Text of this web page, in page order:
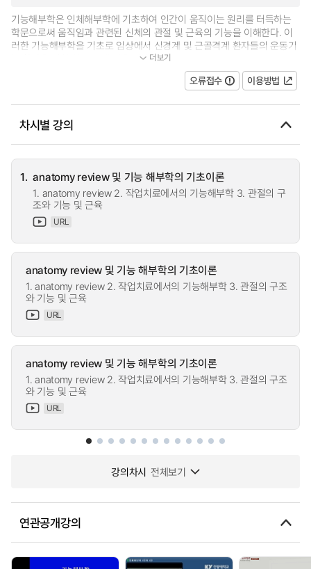
기능해부학은 인체해부학에 기초하여 인간이 움직이는 원리를 터득하는
학문으로써 움직임과 관련된 신체의 관절 및 근육의 기능을 이해한다. 이
러한 기능해부학을 기초로 임상에서 신경계 및 근골격계 환자들의 운동기
능 향상을 위한 치료 중재 적용 시 치...더보기
오류접수 이용방법
차시별 강의
1. anatomy review 및 기능 해부학의 기초이론
1. anatomy review 2. 작업치료에서의 기능해부학 3. 관절의 구
조와 기능 및 근육
URL
anatomy review 및 기능 해부학의 기초이론
1. anatomy review 2. 작업치료에서의 기능해부학 3. 관절의 구조
와 기능 및 근육
URL
anatomy review 및 기능 해부학의 기초이론
1. anatomy review 2. 작업치료에서의 기능해부학 3. 관절의 구조
와 기능 및 근육
URL
강의차시 전체보기
연관공개강의